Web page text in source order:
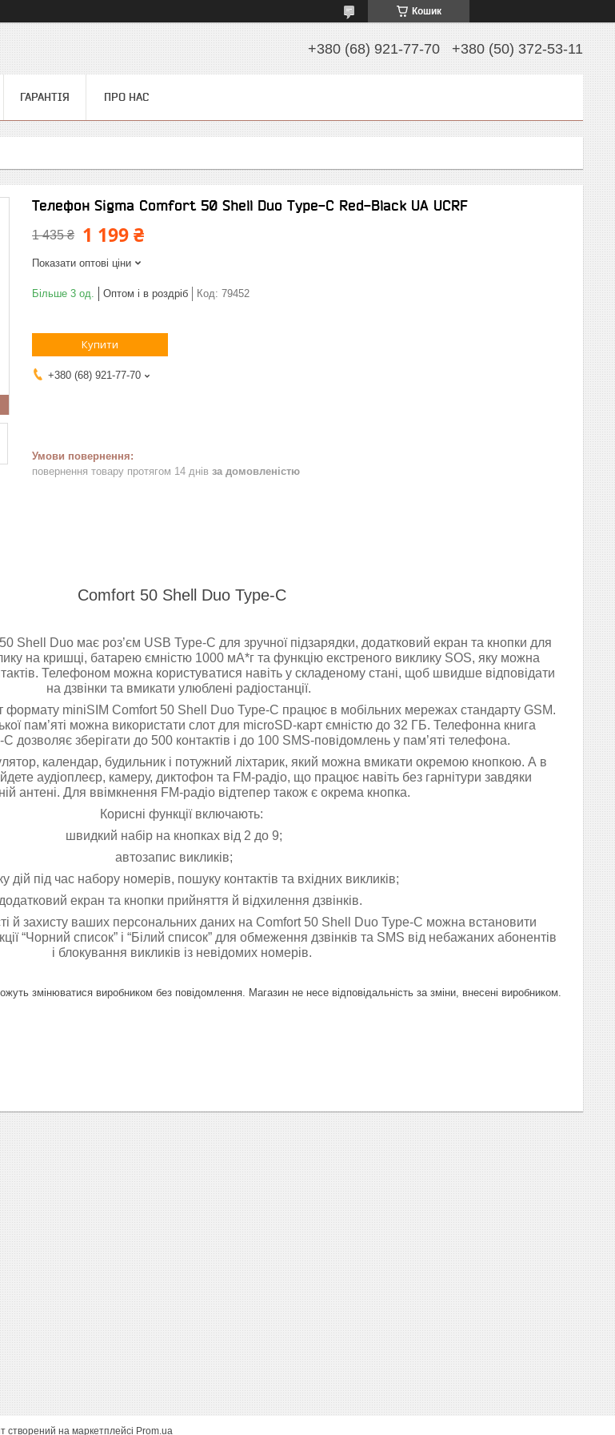
Кошик
+380 (68) 921-77-70 +380 (50) 372-53-11
ГАРАНТІЯ ПРО НАС
Телефон Sigma Comfort 50 Shell Duo Type-C Red-Black UA UCRF
1 435 ₴ 1 199 ₴
Показати оптові ціни
Більше 3 од. Оптом і в роздріб Код: 79452
Купити
+380 (68) 921-77-70
повернення товару протягом 14 днів за домовленістю
Comfort 50 Shell Duo Type-C
Shell Duo має роз’єм USB Type-C для зручної підзарядки, додатковий екран та кнопки для
на кришці, батарею ємністю 1000 мА*г та функцію екстреного виклику SOS, яку можна
Телефоном можна користуватися навіть у складеному стані, щоб швидше відповідати
на дзвінки та вмикати улюблені радіостанції.
формату miniSIM Comfort 50 Shell Duo Type-C працює в мобільних мережах стандарту GSM.
пам’яті можна використати слот для microSD-карт ємністю до 32 ГБ. Телефонна книга
дозволяє зберігати до 500 контактів і до 100 SMS-повідомлень у пам’яті телефона.
календар, будильник і потужний ліхтарик, який можна вмикати окремою кнопкою. А в
аудіоплеєр, камеру, диктофон та FM-радіо, що працює навіть без гарнітури завдяки
антені. Для ввімкнення FM-радіо відтепер також є окрема кнопка.
Корисні функції включають:
швидкий набір на кнопках від 2 до 9;
автозапис викликів;
дій під час набору номерів, пошуку контактів та вхідних викликів;
додатковий екран та кнопки прийняття й відхилення дзвінків.
й захисту ваших персональних даних на Comfort 50 Shell Duo Type-C можна встановити
“Чорний список” і “Білий список” для обмеження дзвінків та SMS від небажаних абонентів
і блокування викликів із невідомих номерів.
змінюватися виробником без повідомлення. Магазин не несе відповідальність за зміни, внесені виробником.
створений на маркетплейсі Prom.ua